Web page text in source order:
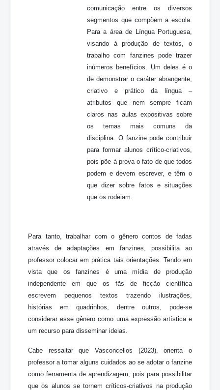
comunicação entre os diversos
segmentos que compõem a escola.
Para a área de Língua Portuguesa,
visando à produção de textos, o
trabalho com fanzines pode trazer
inúmeros benefícios. Um deles é o
de demonstrar o caráter abrangente,
criativo e prático da língua –
atributos que nem sempre ficam
claros nas aulas expositivas sobre
os temas mais comuns da
disciplina. O fanzine pode contribuir
para formar alunos crítico-criativos,
pois põe à prova o fato de que todos
podem e devem escrever, e têm o
que dizer sobre fatos e situações
que os rodeiam.
Para tanto, trabalhar com o gênero contos de fadas
através de adaptações em fanzines, possibilita ao
professor colocar em prática tais orientações. Tendo em
vista que os fanzines é uma mídia de produção
independente em que os fãs de ficção científica
escrevem pequenos textos trazendo ilustrações,
histórias em quadrinhos, dentre outros, pode-se
considerar esse gênero como uma expressão artística e
um recurso para disseminar ideias.
Cabe ressaltar que Vasconcellos (2023), orienta o
professor a tomar alguns cuidados ao se adotar o fanzine
como ferramenta de aprendizagem, pois para possibilitar
que os alunos se tornem críticos-criativos na produção